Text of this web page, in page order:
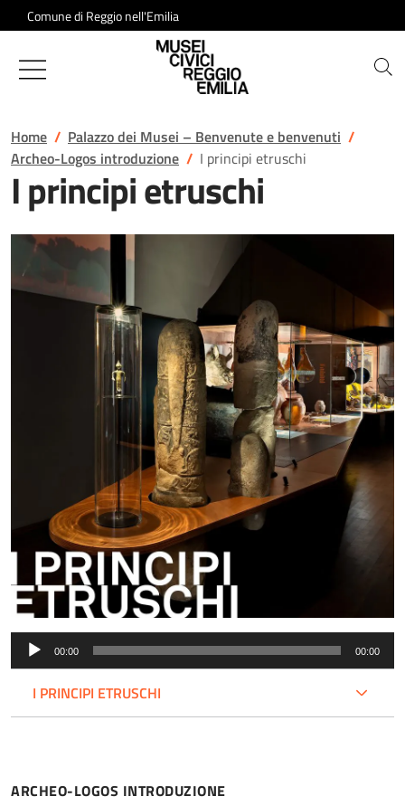
Salta al contenuto
Comune di Reggio nell'Emilia
Musei Civici di Reggio Emilia
Home
Palazzo dei Musei – Benvenute e benvenuti
Archeo-Logos introduzione
I principi etruschi
I principi etruschi
Audio
Player
00:00 00:00
I PRINCIPI ETRUSCHI
ARCHEO-LOGOS INTRODUZIONE